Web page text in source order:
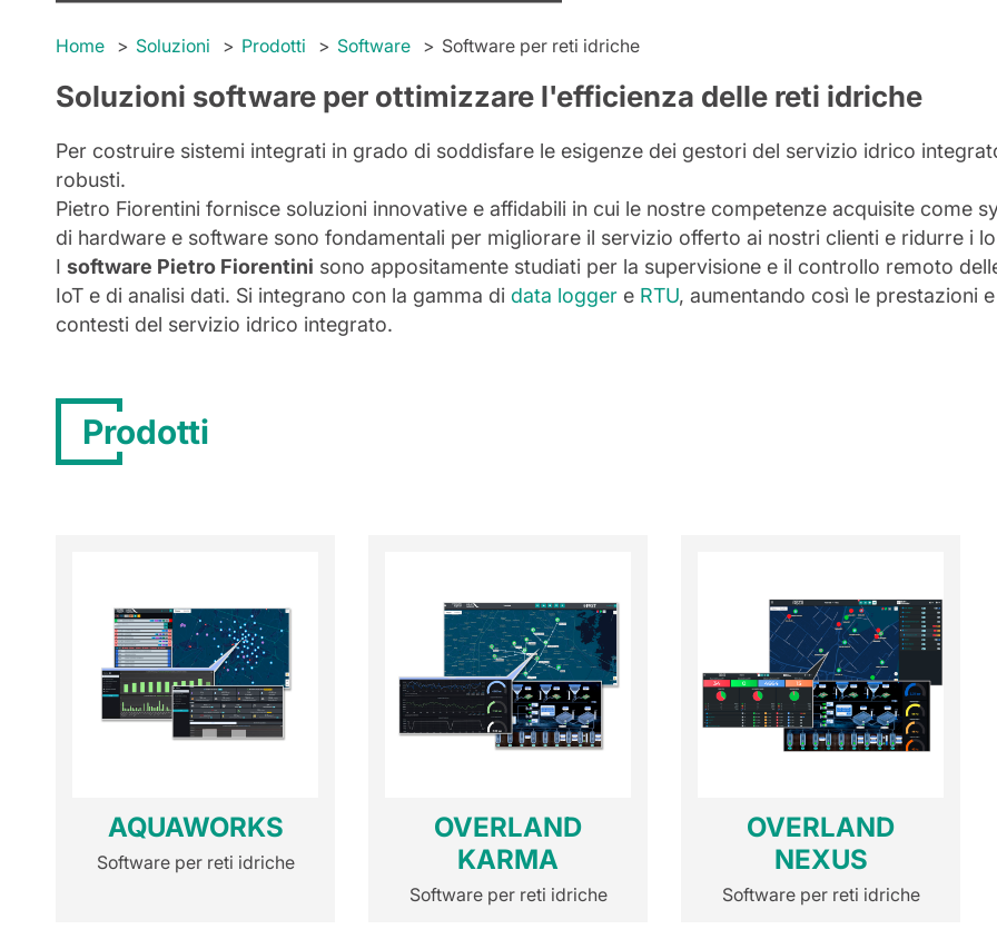
Home Soluzioni Prodotti Software Software per reti idriche
Soluzioni software per ottimizzare l'efficienza delle reti idriche
Per costruire sistemi integrati in grado di soddisfare le esigenze dei gestori del servizio idrico
robusti.
Pietro Fiorentini fornisce soluzioni innovative e affidabili in cui le nostre competenze acquisite come
di hardware e software sono fondamentali per migliorare il servizio offerto ai nostri clienti e ridurre i
I software Pietro Fiorentini sono appositamente studiati per la supervisione e il controllo remoto
IoT e di analisi dati. Si integrano con la gamma di data logger e RTU, aumentando così le prestazioni
contesti del servizio idrico integrato.
Prodotti
AQUAWORKS
Software per reti idriche
OVERLAND
KARMA
Software per reti idriche
OVERLAND
NEXUS
Software per reti idriche